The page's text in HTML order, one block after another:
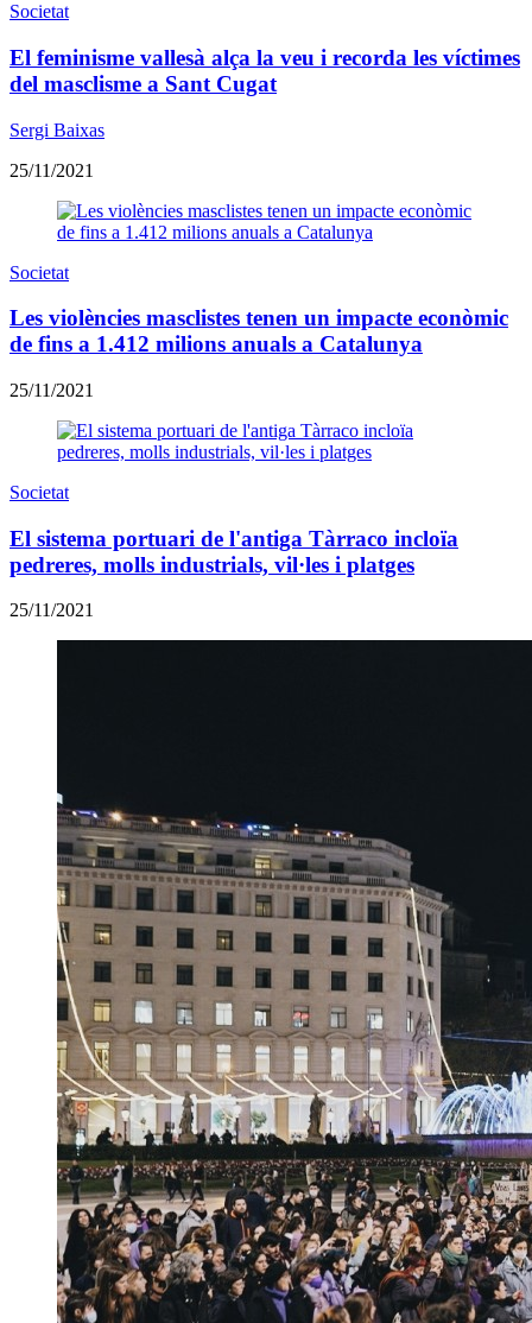
Societat
El feminisme vallesà alça la veu i recorda les víctimes
del masclisme a Sant Cugat
Sergi Baixas
25/11/2021
Societat
Les violències masclistes tenen un impacte econòmic
de fins a 1.412 milions anuals a Catalunya
25/11/2021
Societat
El sistema portuari de l'antiga Tàrraco incloïa
pedreres, molls industrials, vil·les i platges
25/11/2021